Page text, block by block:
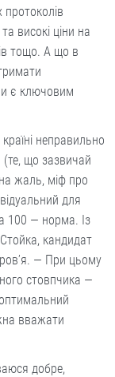
протоколів
високі ціни на
тощо. А що в
є ключовим
неправильно
(те, що зазвичай
жаль, міф про
для
100 — норма. Із
кандидат
— При цьому
стовпчика —
вважати
добре,